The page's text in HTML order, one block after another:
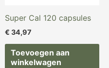
Super Cal 120 capsules
€ 34,97
Toevoegen aan
winkelwagen